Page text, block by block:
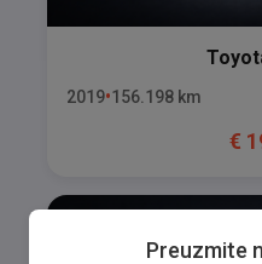
2019 156.198 km
€
Preuzmite